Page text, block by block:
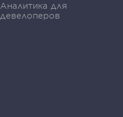
Аналитика для
девелоперов